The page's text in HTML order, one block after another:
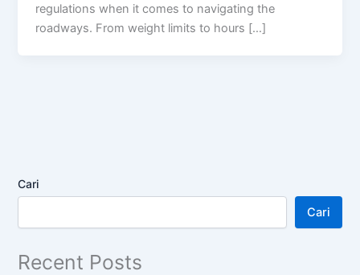
regulations when it comes to navigating the
roadways. From weight limits to hours […]
Cari
Cari
Recent Posts